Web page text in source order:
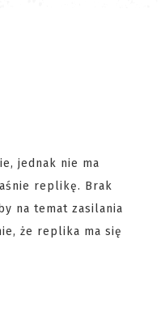
jednak nie ma
replikę. Brak
na temat zasilania
że replika ma się